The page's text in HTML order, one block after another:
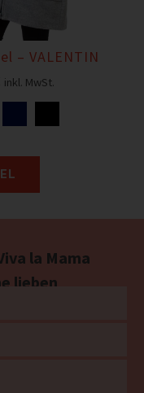
– VALENTIN
inkl. MwSt.
la Mama
lieben